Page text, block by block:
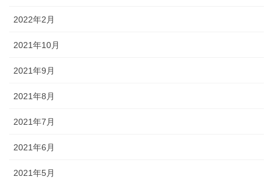
2022年2月
2021年10月
2021年9月
2021年8月
2021年7月
2021年6月
2021年5月